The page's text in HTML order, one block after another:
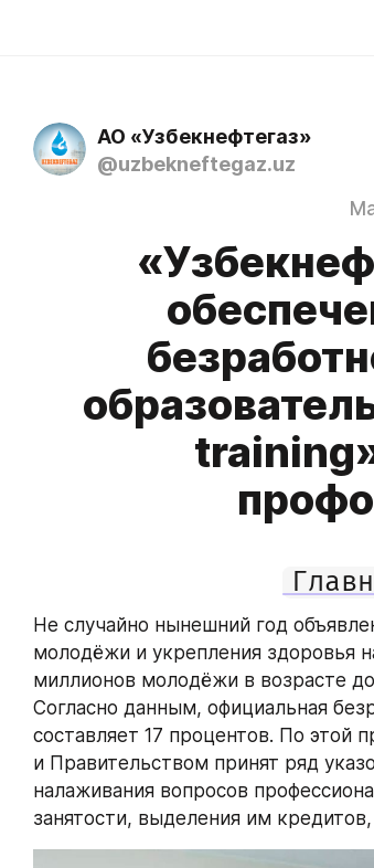
АО «Узбекнефтегаз»
@uzbekneftegaz.uz
Не случайно нынешний год
молодёжи и укрепления здоровья
миллионов молодёжи в возрасте
Согласно данным, официальная
составляет 17 процентов. По этой
и Правительством принят ряд
налаживания вопросов
занятости, выделения им